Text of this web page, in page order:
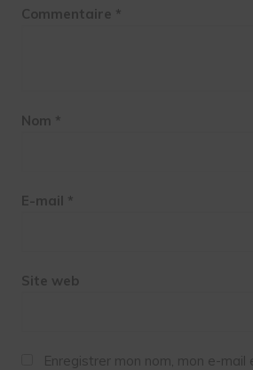
Commentaire *
Nom *
E-mail *
Site web
Enregistrer mon nom, mon e-